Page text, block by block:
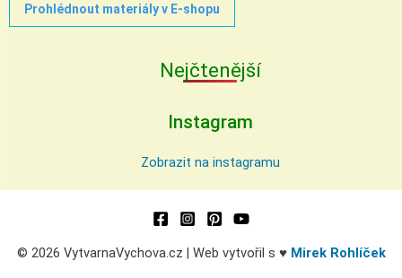
Prohlédnout materiály v E-shopu
Nejčtenější
Instagram
Zobrazit na instagramu
© 2026 VytvarnaVychova.cz | Web vytvořil s ♥ Mirek Rohlíček